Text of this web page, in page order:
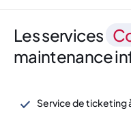
Les services
maintenance
Service de ticketing